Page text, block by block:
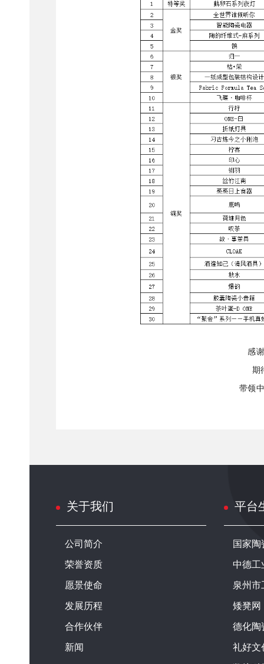
感
期
带领
关于我们
公司简介
荣誉资质
愿景使命
发展历程
合作伙伴
新闻
平台
国家
中德工
泉州市
矮凳网
德化陶
礼好文